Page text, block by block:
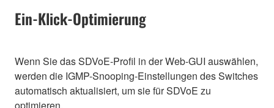
Ein-Klick-Optimierung
Wenn Sie das SDVoE-Profil in der Web-GUI auswählen,
werden die IGMP-Snooping-Einstellungen des Switches
automatisch aktualisiert, um sie für SDVoE zu